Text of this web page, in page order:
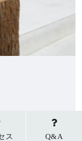
23番地5
ス Q&A